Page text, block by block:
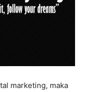
marketing, maka